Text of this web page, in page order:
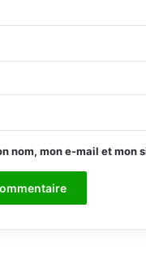
nom, mon e-mail et mon